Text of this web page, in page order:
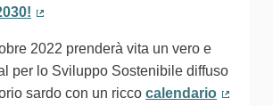
2022 prenderà vita un vero e
per lo Sviluppo Sostenibile diffuso
sardo con un ricco calendario